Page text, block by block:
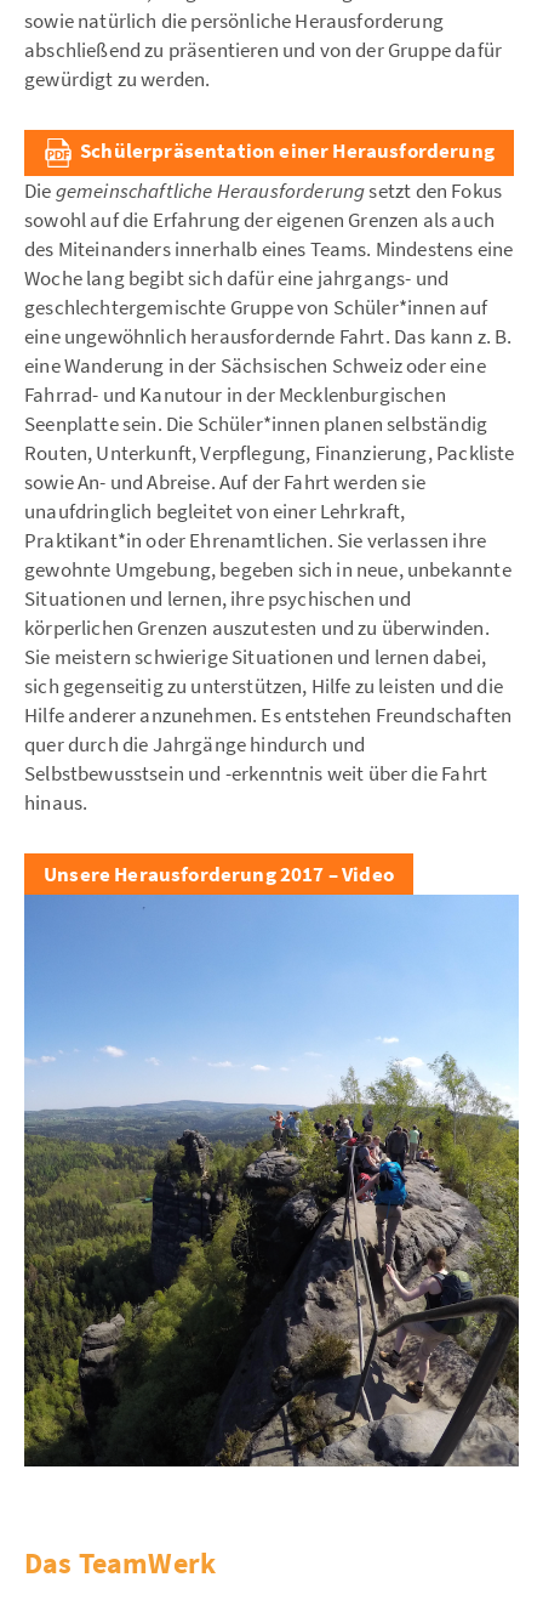
sowie natürlich die persönliche Herausforderung
abschließend zu präsentieren und von der Gruppe dafür
gewürdigt zu werden.
Schülerpräsentation einer Herausforderung
Diegemeinschaftliche Herausforderungsetzt den Fokus
sowohl auf die Erfahrung der eigenen Grenzen als auch
des Miteinanders innerhalb eines Teams. Mindestens eine
Woche lang begibt sich dafür eine jahrgangs- und
geschlechtergemischte Gruppe von Schüler*innen auf
eine ungewöhnlich herausfordernde Fahrt. Das kann z. B.
eine Wanderung in der Sächsischen Schweiz oder eine
Fahrrad- und Kanutour in der Mecklenburgischen
Seenplatte sein. Die Schüler*innen planen selbständig
Routen, Unterkunft, Verpflegung, Finanzierung, Packliste
sowie An- und Abreise. Auf der Fahrt werden sie
unaufdringlich begleitet von einer Lehrkraft,
Praktikant*in oder Ehrenamtlichen. Sie verlassen ihre
gewohnte Umgebung, begeben sich in neue, unbekannte
Situationen und lernen, ihre psychischen und
körperlichen Grenzen auszutesten und zu überwinden.
Sie meistern schwierige Situationen und lernen dabei,
sich gegenseitig zu unterstützen, Hilfe zu leisten und die
Hilfe anderer anzunehmen. Es entstehen Freundschaften
quer durch die Jahrgänge hindurch und
Selbstbewusstsein und -erkenntnis weit über die Fahrt
hinaus.
Unsere Herausforderung 2017 – Video
Das TeamWerk